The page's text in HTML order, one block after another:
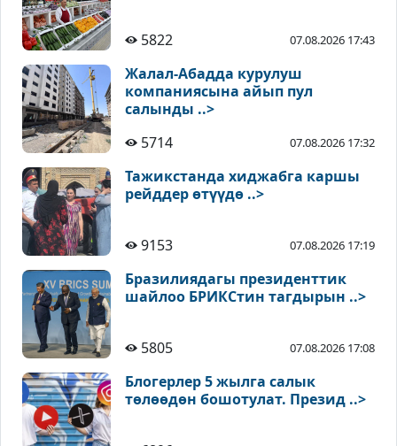
5822 07.08.2026 17:43
Жалал-Абадда курулуш
компаниясына айып пул
салынды ..>
5714
07.08.2026 17:32
Тажикстанда хиджабга каршы
рейддер өтүүдө ..>
9153 07.08.2026 17:19
Бразилиядагы президенттик
шайлоо БРИКСтин тагдырын ..>
5805 07.08.2026 17:08
Блогерлер 5 жылга салык
төлөөдөн бошотулат. Презид ..>